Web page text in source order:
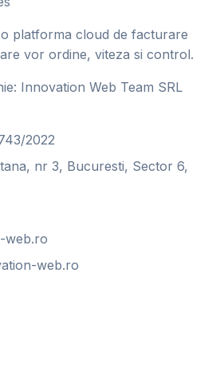
platforma cloud de facturare
vor ordine, viteza si control.
Innovation Web Team SRL
2022
nr 3, Bucuresti, Sector 6,
web.ro
web.ro